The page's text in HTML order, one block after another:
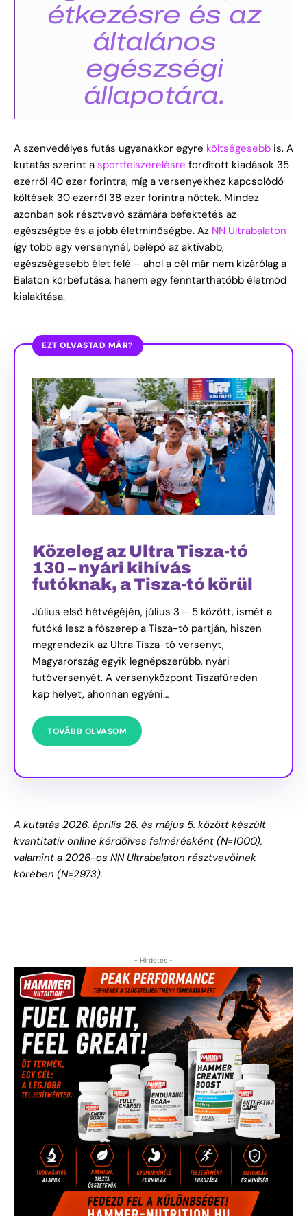
étkezésre és az
általános
egészségi
állapotára.
A szenvedélyes futás ugyanakkor egyre költségesebb is. A
kutatás szerint a sportfelszerelésre fordított kiadások 35
ezerről 40 ezer forintra, míg a versenyekhez kapcsolódó
költések 30 ezerről 38 ezer forintra nőttek. Mindez
azonban sok résztvevő számára befektetés az
egészségbe és a jobb életminőségbe. Az NN Ultrabalaton
így több egy versenynél, belépő az aktívabb,
egészségesebb élet felé – ahol a cél már nem kizárólag a
Balaton körbefutása, hanem egy fenntarthatóbb életmód
kialakítása.
EZT OLVASTAD MÁR?
Közeleg az Ultra Tisza-tó
130 – nyári kihívás
futóknak, a Tisza-tó körül
Július első hétvégéjén, július 3 – 5 között, ismét a
futóké lesz a főszerep a Tisza-tó partján, hiszen
megrendezik az Ultra Tisza-tó versenyt,
Magyarország egyik legnépszerűbb, nyári
futóversenyét. A versenyközpont Tiszafüreden
kap helyet, ahonnan egyéni…
TOVÁBB OLVASOM
A kutatás 2026. április 26. és május 5. között készült
kvantitatív online kérdőíves felmérésként (N=1000),
valamint a 2026-os NN Ultrabalaton résztvevőinek
körében (N=2973).
- Hirdetés -